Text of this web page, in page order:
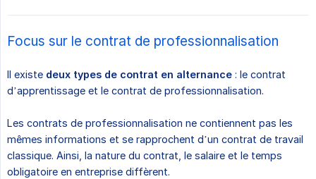
Focus sur le contrat de professionnalisation
Il existe deux types de contrat en alternance : le contrat
d’apprentissage et le contrat de professionnalisation.
Les contrats de professionnalisation ne contiennent pas les
mêmes informations et se rapprochent d’un contrat de travail
classique. Ainsi, la nature du contrat, le salaire et le temps
obligatoire en entreprise diffèrent.